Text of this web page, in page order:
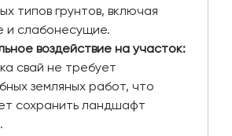
типов грунтов, включая
и слабонесущие.
воздействие на участок:
свай не требует
земляных работ, что
сохранить ландшафт